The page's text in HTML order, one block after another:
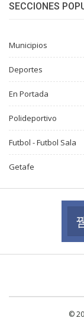
SECCIONES
Municipios
Deportes
En Portada
Polideportivo
Futbol - Futbol Sala
Getafe
©